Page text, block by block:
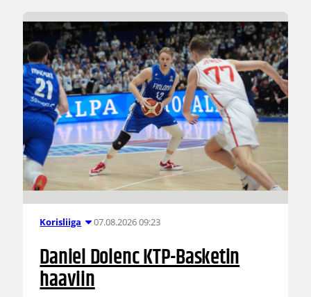
Korisliiga 07.08.2026 09:23
Daniel Dolenc KTP-Basketin
haaviin